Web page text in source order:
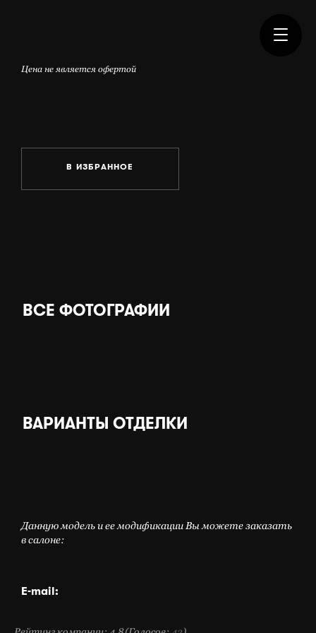
Цена не является офертой
ВСЕ ФОТОГРАФИИ
ВАРИАНТЫ ОТДЕЛКИ
Данную модель и ее модификации Вы можете заказать
в салоне:
E-mail: